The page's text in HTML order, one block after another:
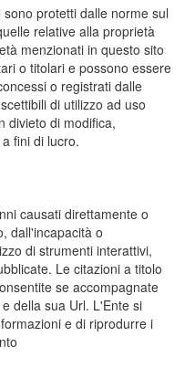
protetti dalle norme sul
relative alla proprietà
menzionati in questo sito
o titolari e possono essere
o registrati dalle
di utilizzo ad uso
divieto di modifica,
fini di lucro.
causati direttamente o
dall'incapacità o
di strumenti interattivi,
Le citazioni a titolo
se accompagnate
della sua Url. L'Ente si
e di riprodurre i